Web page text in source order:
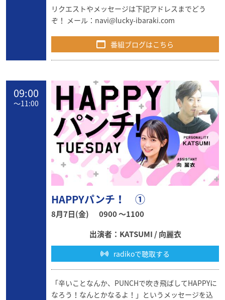
リクエストやメッセージは下記アドレスまでどう
ぞ！ メール： navi@lucky-ibaraki.com
番組ブログはこちら
09:00
〜11:00
HAPPYパンチ！ ①
8月7日(金)
0900 〜1100
出演者：KATSUMI / 向麗衣
radikoで聴取する
「辛いことなんか、PUNCHで吹き飛ばしてHAPPYに
なろう！なんとかなるよ！」というメッセージを込